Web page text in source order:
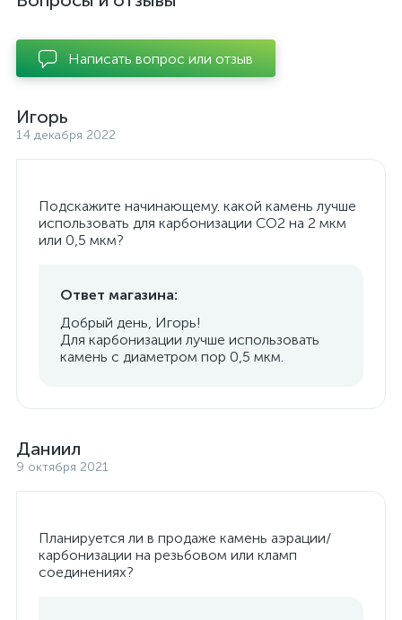
Написать вопрос или отзыв
Игорь
14 декабря 2022
Подскажите начинающему. какой камень лучше
использовать для карбонизации СО2 на 2 мкм
или 0,5 мкм?
Ответ магазина:
Добрый день, Игорь!
Для карбонизации лучше использовать
камень с диаметром пор 0,5 мкм.
Даниил
9 октября 2021
Планируется ли в продаже камень аэрации/
карбонизации на резьбовом или кламп
соединениях?